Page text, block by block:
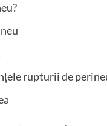
rupturii de